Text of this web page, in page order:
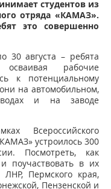
студентов из
отряда «КАМАЗ».
это совершенно
августа – ребята
рабочие
к потенциальному
на автомобильном,
и на заводе
Всероссийского
устроилось 300
Посмотреть, как
поучаствовать в их
Пермского края,
Пензенской и